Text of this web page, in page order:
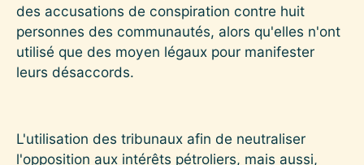
des accusations de conspiration contre huit
personnes des communautés, alors qu'elles n'ont
utilisé que des moyen légaux pour manifester
leurs désaccords.
L'utilisation des tribunaux afin de neutraliser
l'opposition aux intérêts pétroliers, mais aussi,